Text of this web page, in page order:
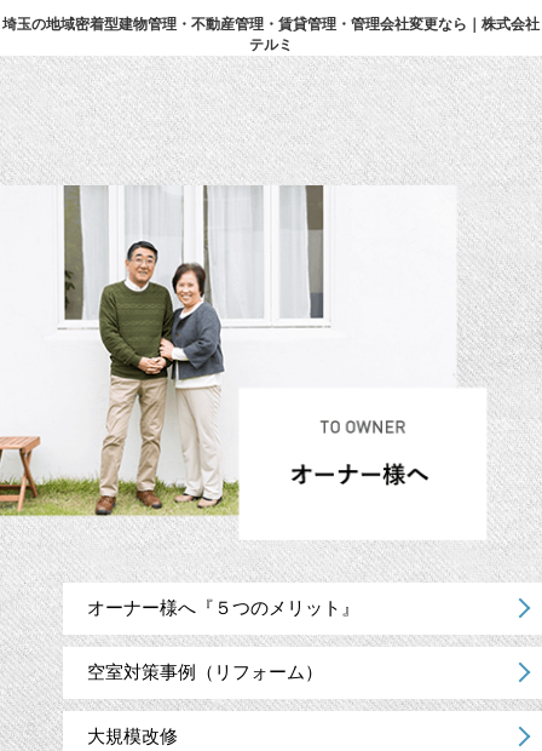
埼玉の地域密着型建物管理・不動産管理・賃貸管理・管理会社変更なら｜株式会社
テルミ
オーナー様へ『５つのメリット』
空室対策事例（リフォーム）
大規模改修